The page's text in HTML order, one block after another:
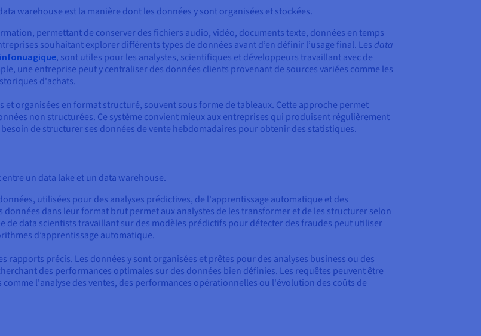
warehouse est la manière dont les données y sont organisées et stockées.
permettant de conserver des fichiers audio, vidéo, documents texte, données en temps
souhaitant explorer différents types de données avant d’en définir l’usage final. Les data
infonuagique, sont utiles pour les analystes, scientifiques et développeurs travaillant avec de
une entreprise peut y centraliser des données clients provenant de sources variées comme les
d'achats.
et organisées en format structuré, souvent sous forme de tableaux. Cette approche permet
non structurées. Ce système convient mieux aux entreprises qui produisent régulièrement
de structurer ses données de vente hebdomadaires pour obtenir des statistiques.
un data lake et un data warehouse.
utilisées pour des analyses prédictives, de l'apprentissage automatique et des
dans leur format brut permet aux analystes de les transformer et de les structurer selon
de data scientists travaillant sur des modèles prédictifs pour détecter des fraudes peut utiliser
d’apprentissage automatique.
rapports précis. Les données y sont organisées et prêtes pour des analyses business ou des
des performances optimales sur des données bien définies. Les requêtes peuvent être
l'analyse des ventes, des performances opérationnelles ou l'évolution des coûts de